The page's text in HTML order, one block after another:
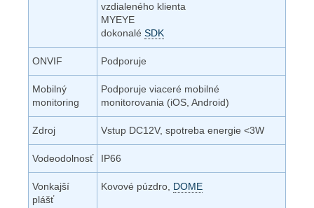
vzdialeného klienta
MYEYE
dokonalé SDK
ONVIF Podporuje
Mobilný
monitoring
Podporuje viaceré mobilné
monitorovania (iOS, Android)
Zdroj Vstup DC12V, spotreba energie <3W
Vodeodolnosť IP66
Vonkajší
plášť
Kovové púzdro, DOME